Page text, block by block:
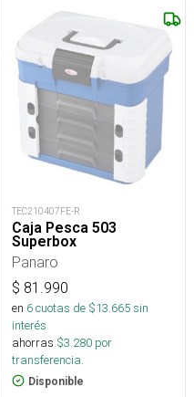
TEC210407FE-R
Caja Pesca 503
Superbox
Panaro
$ 81.990
en 6cuotas de $13.665sin
interés
ahorras $3.280 por
transferencia.
Disponible